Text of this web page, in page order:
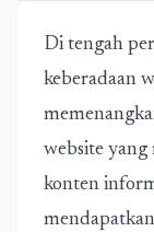
Di tengah
keberadaan
website
konten